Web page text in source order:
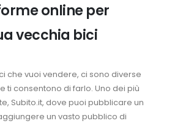
online per
vecchia bici
che vuoi vendere, ci sono diverse
ti consentono di farlo. Uno dei più
Subito.it, dove puoi pubblicare un
un vasto pubblico di